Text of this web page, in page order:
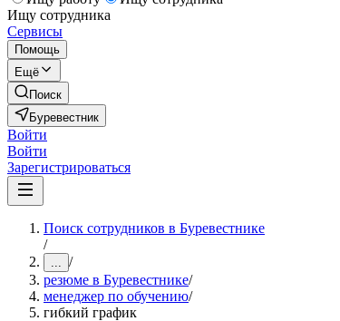
Ищу сотрудника
Сервисы
Помощь
Ещё
Поиск
Буревестник
Войти
Войти
Зарегистрироваться
Поиск сотрудников в Буревестнике
/
... /
резюме в Буревестнике/
менеджер по обучению/
гибкий график